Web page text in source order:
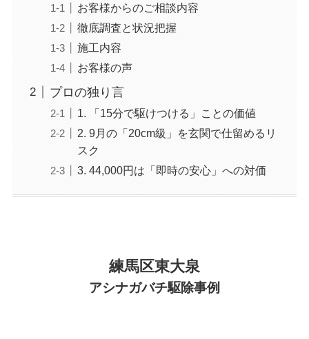
お客様からのご相談内容
徹底調査と状況把握
施工内容
お客様の声
プロの独り言
1. 「15分で駆けつける」ことの価値
2. 9月の「20cm級」を玄関で仕留めるリ
スク
3. 44,000円は「即時の安心」への対価
練馬区東大泉
アシナガバチ駆除事例